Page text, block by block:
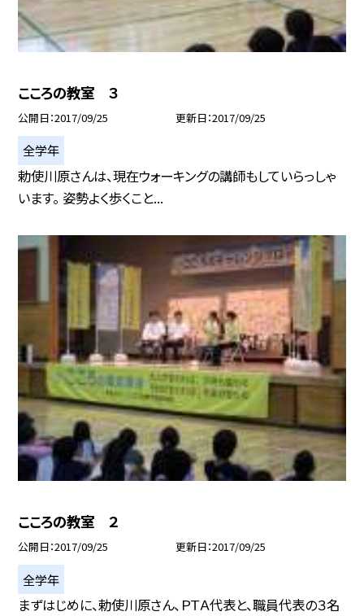
こころの教室 ３
公開日 2017/09/25 更新日 2017/09/25
全学年
勅使川原さんは、現在ウォーキングの講師もしていらっしゃ
います。 姿勢よく歩くこと...
こころの教室 ２
公開日 2017/09/25 更新日 2017/09/25
全学年
まずはじめに、勅使川原さん、ＰＴＡ代表と、職員代表の３名